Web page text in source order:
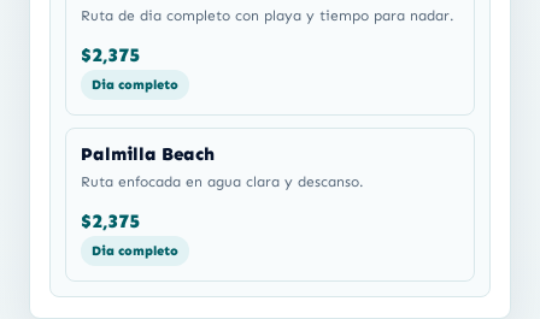
Ruta de dia completo con playa y tiempo para nadar.
$2,375
Dia completo
Palmilla Beach
Ruta enfocada en agua clara y descanso.
$2,375
Dia completo